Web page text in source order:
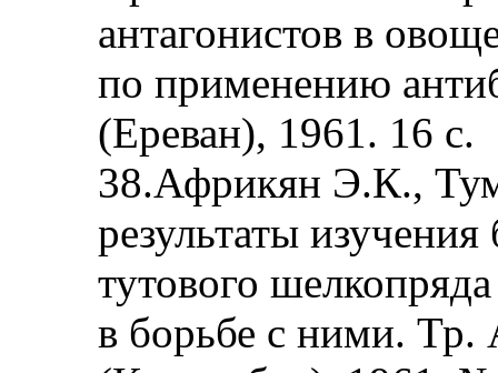
антагонистов в
по применению
(Ереван), 1961. 16 с.
38.Африкян Э.К.,
результаты
тутового
в борьбе с ними.